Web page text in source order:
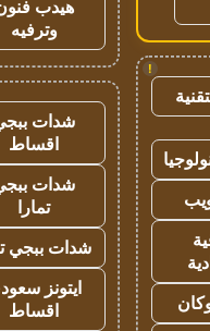
!
هيدب
وترفيه
شدات
اقساط
شدات
تمارا
شدات ببجي
ايتونز
اقساط